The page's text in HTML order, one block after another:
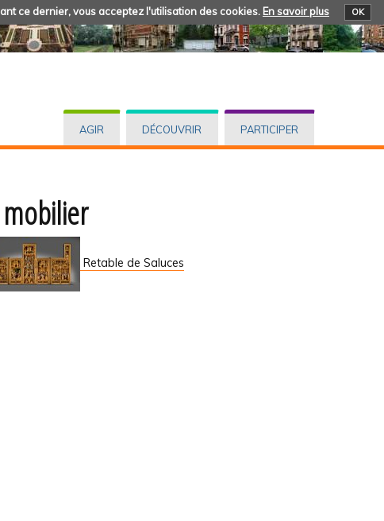
ce dernier, vous acceptez l'utilisation des cookies. En savoir plus OK
AGIR DÉCOUVRIR PARTICIPER
Retable de Saluces